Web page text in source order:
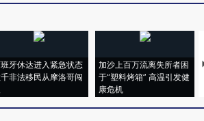
牙休达进入紧急状态
非法移民从摩洛哥闯
加沙上百万流离失所者困
于“塑料烤箱” 高温引发健
康危机